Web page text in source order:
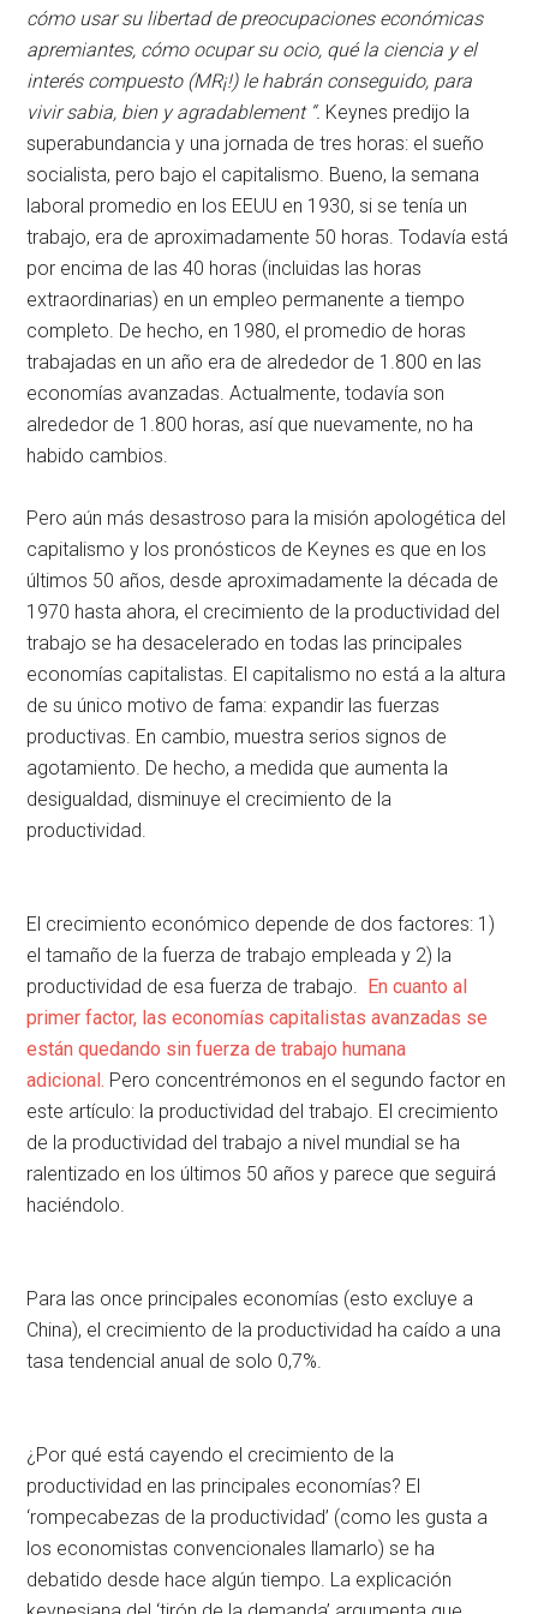
cómo usar su libertad de preocupaciones económicas
apremiantes, cómo ocupar su ocio, qué la ciencia y el
interés compuesto (MR¡!) le habrán conseguido, para
vivir sabia, bien y agradablement “. Keynes predijo la
superabundancia y una jornada de tres horas: el sueño
socialista, pero bajo el capitalismo. Bueno, la semana
laboral promedio en los EEUU en 1930, si se tenía un
trabajo, era de aproximadamente 50 horas. Todavía está
por encima de las 40 horas (incluidas las horas
extraordinarias) en un empleo permanente a tiempo
completo. De hecho, en 1980, el promedio de horas
trabajadas en un año era de alrededor de 1.800 en las
economías avanzadas. Actualmente, todavía son
alrededor de 1.800 horas, así que nuevamente, no ha
habido cambios.
Pero aún más desastroso para la misión apologética del
capitalismo y los pronósticos de Keynes es que en los
últimos 50 años, desde aproximadamente la década de
1970 hasta ahora, el crecimiento de la productividad del
trabajo se ha desacelerado en todas las principales
economías capitalistas. El capitalismo no está a la altura
de su único motivo de fama: expandir las fuerzas
productivas. En cambio, muestra serios signos de
agotamiento. De hecho, a medida que aumenta la
desigualdad, disminuye el crecimiento de la
productividad.
El crecimiento económico depende de dos factores: 1)
el tamaño de la fuerza de trabajo empleada y 2) la
productividad de esa fuerza de trabajo. En cuanto al
primer factor, las economías capitalistas avanzadas se
están quedando sin fuerza de trabajo humana
adicional. Pero concentrémonos en el segundo factor en
este artículo: la productividad del trabajo. El crecimiento
de la productividad del trabajo a nivel mundial se ha
ralentizado en los últimos 50 años y parece que seguirá
haciéndolo.
Para las once principales economías (esto excluye a
China), el crecimiento de la productividad ha caído a una
tasa tendencial anual de solo 0,7%.
¿Por qué está cayendo el crecimiento de la
productividad en las principales economías? El
‘rompecabezas de la productividad’ (como les gusta a
los economistas convencionales llamarlo) se ha
debatido desde hace algún tiempo. La explicación